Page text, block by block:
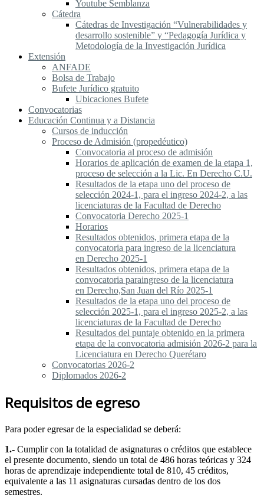
Youtube Semblanza
Cátedra
Cátedras de Investigación “Vulnerabilidades y
desarrollo sostenible” y “Pedagogía Jurídica y
Metodología de la Investigación Jurídica
Extensión
ANFADE
Bolsa de Trabajo
Bufete Jurídico gratuito
Ubicaciones Bufete
Convocatorias
Educación Continua y a Distancia
Cursos de inducción
Proceso de Admisión (propedéutico)
Convocatoria al proceso de admisión
Horarios de aplicación de examen de la etapa 1,
proceso de selección a la Lic. En Derecho C.U.
Resultados de la etapa uno del proceso de
selección 2024-1, para el ingreso 2024-2, a las
licenciaturas de la Facultad de Derecho
Convocatoria Derecho 2025-1
Horarios
Resultados obtenidos, primera etapa de la
convocatoria para ingreso de la licenciatura
en Derecho 2025-1
Resultados obtenidos, primera etapa de la
convocatoria paraingreso de la licenciatura
en Derecho,San Juan del Río 2025-1
Resultados de la etapa uno del proceso de
selección 2025-1, para el ingreso 2025-2, a las
licenciaturas de la Facultad de Derecho
Resultados del puntaje obtenido en la primera
etapa de la convocatoria admisión 2026-2 para la
Licenciatura en Derecho Querétaro
Convocatorias 2026-2
Diplomados 2026-2
Requisitos de egreso
Para poder egresar de la especialidad se deberá:
1.- Cumplir con la totalidad de asignaturas o créditos que establece
el presente documento, siendo un total de 486 horas teóricas y 324
horas de aprendizaje independiente total de 810, 45 créditos,
equivalente a las 11 asignaturas cursadas dentro de los dos
semestres.